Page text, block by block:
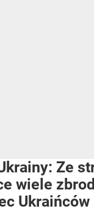
Ze
wiele
Ukraińców